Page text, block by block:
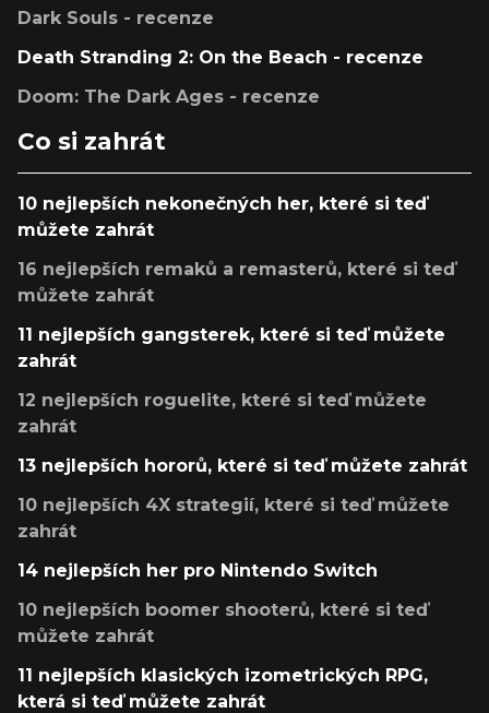
Dark Souls - recenze
Death Stranding 2: On the Beach - recenze
Doom: The Dark Ages - recenze
Co si zahrát
10 nejlepších nekonečných her, které si teď
můžete zahrát
16 nejlepších remaků a remasterů, které si teď
můžete zahrát
11 nejlepších gangsterek, které si teď můžete
zahrát
12 nejlepších roguelite, které si teď můžete
zahrát
13 nejlepších hororů, které si teď můžete zahrát
10 nejlepších 4X strategií, které si teď můžete
zahrát
14 nejlepších her pro Nintendo Switch
10 nejlepších boomer shooterů, které si teď
můžete zahrát
11 nejlepších klasických izometrických RPG,
která si teď můžete zahrát